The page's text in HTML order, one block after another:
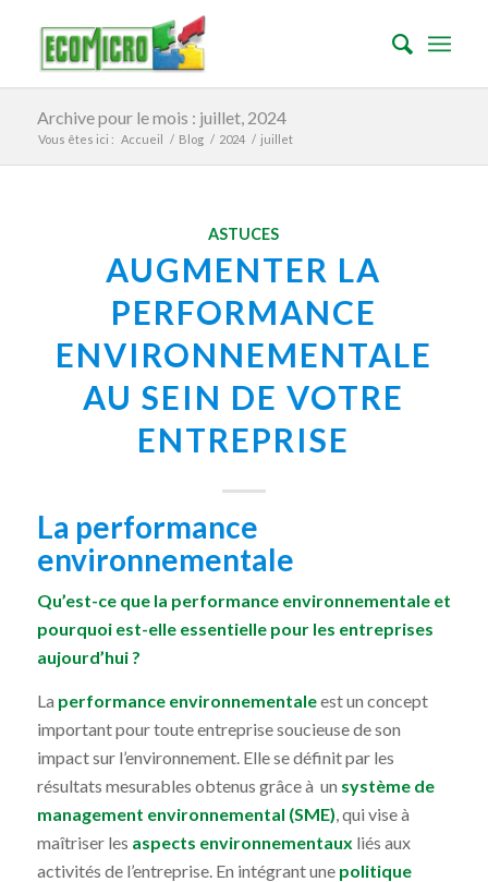
Archive pour le mois : juillet, 2024
Vous êtes ici : Accueil / Blog / 2024 / juillet
ASTUCES
AUGMENTER LA
PERFORMANCE
ENVIRONNEMENTALE
AU SEIN DE VOTRE
ENTREPRISE
La performance
environnementale
Qu’est-ce que la performance environnementale et
pourquoi est-elle essentiellepour les entreprises
aujourd’hui ?
La performance environnementaleest un concept
important pour toute entreprise soucieuse de son
impact sur l’environnement. Elle se définit par les
résultats mesurables obtenus grâce à un système de
management environnemental (SME) , qui vise à
maîtriser les aspects environnementaux liés aux
activités de l’entreprise. En intégrant une politique